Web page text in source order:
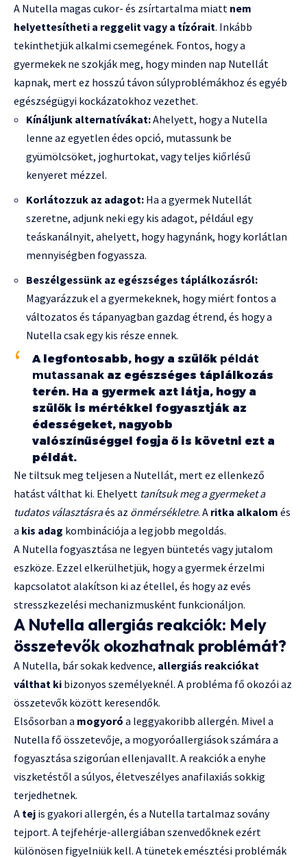
A Nutella magas cukor- és zsírtartalma miatt nem
helyettesítheti a reggelit vagy a tízórait. Inkább
tekinthetjük alkalmi csemegének. Fontos, hogy a
gyermekek ne szokják meg, hogy minden nap Nutellát
kapnak, mert ez hosszú távon súlyproblémákhoz és egyéb
egészségügyi kockázatokhoz vezethet.
Kínáljunk alternatívákat:Ahelyett, hogy a Nutella
lenne az egyetlen édes opció, mutassunk be
gyümölcsöket, joghurtokat, vagy teljes kiőrlésű
kenyeret mézzel.
Korlátozzuk az adagot: Ha a gyermek Nutellát
szeretne, adjunk neki egy kis adagot, például egy
teáskanálnyit, ahelyett, hogy hagynánk, hogy korlátlan
mennyiségben fogyassza.
Beszélgessünk az egészséges táplálkozásról:
Magyarázzuk el a gyermekeknek, hogy miért fontos a
változatos és tápanyagban gazdag étrend, és hogy a
Nutella csak egy kis része ennek.
A legfontosabb, hogy a szülők példát
mutassanak az egészséges táplálkozás
terén. Ha a gyermek azt látja, hogy a
szülők is mértékkel fogyasztják az
édességeket, nagyobb
valószínűséggel fogja ő is követni ezt a
példát.
Ne tiltsuk meg teljesen a Nutellát, mert ez ellenkező
hatást válthat ki. Ehelyett tanítsuk meg a gyermeket a
tudatos választásraés az önmérsékletre. A ritka alkalom és
a kis adag kombinációja a legjobb megoldás.
A Nutella fogyasztása ne legyen büntetés vagy jutalom
eszköze. Ezzel elkerülhetjük, hogy a gyermek érzelmi
kapcsolatot alakítson ki az étellel, és hogy az evés
stresszkezelési mechanizmusként funkcionáljon.
A Nutella allergiás reakciók: Mely
összetevők okozhatnak problémát?
A Nutella, bár sokak kedvence, allergiás reakciókat
válthat ki bizonyos személyeknél. A probléma fő okozói az
összetevők között keresendők.
Elsősorban a mogyoró a leggyakoribb allergén. Mivel a
Nutella fő összetevője, a mogyoróallergiások számára a
fogyasztása szigorúan ellenjavallt. A reakciók a enyhe
viszketéstől a súlyos, életveszélyes anafilaxiás sokkig
terjedhetnek.
A tej is gyakori allergén, és a Nutella tartalmaz sovány
tejport. A tejfehérje-allergiában szenvedőknek ezért
különösen figyelniük kell. A tünetek emésztési problémák